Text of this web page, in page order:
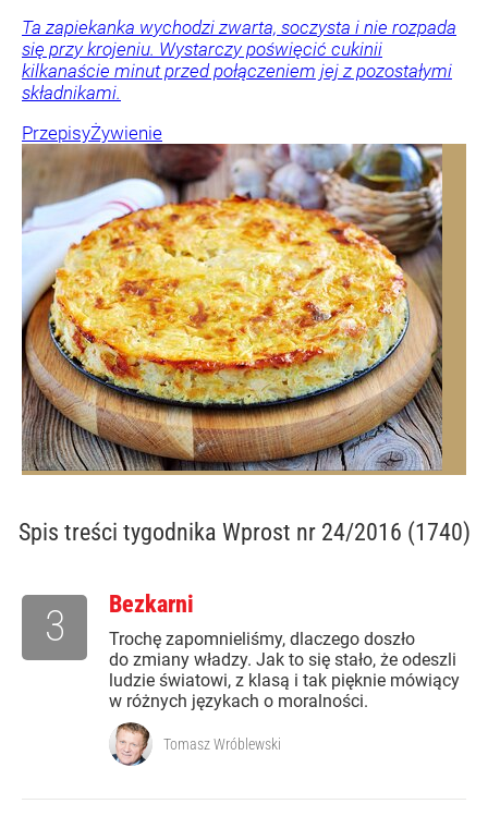
Ta zapiekanka wychodzi zwarta, soczysta i nie rozpada
się przy krojeniu. Wystarczy poświęcić cukinii
kilkanaście minut przed połączeniem jej z pozostałymi
składnikami.
PrzepisyŻywienie
Spis treści tygodnika Wprost nr 24/2016 (1740)
Bezkarni
Trochę zapomnieliśmy, dlaczego doszło
do zmiany władzy. Jak to się stało, że odeszli
ludzie światowi, z klasą i tak pięknie mówiący
w różnych językach o moralności.
3
Tomasz Wróblewski